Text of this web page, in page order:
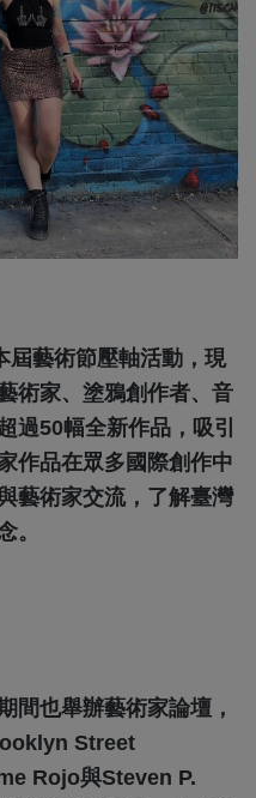
屆藝術節壓軸活動，現
術家、塗鴉創作者、音
過50幅全新作品，吸引
作品在眾多國際創作中
藝術家交流，了解臺灣
。
間也舉辦藝術家論壇，
Street
Rojo與Steven P.